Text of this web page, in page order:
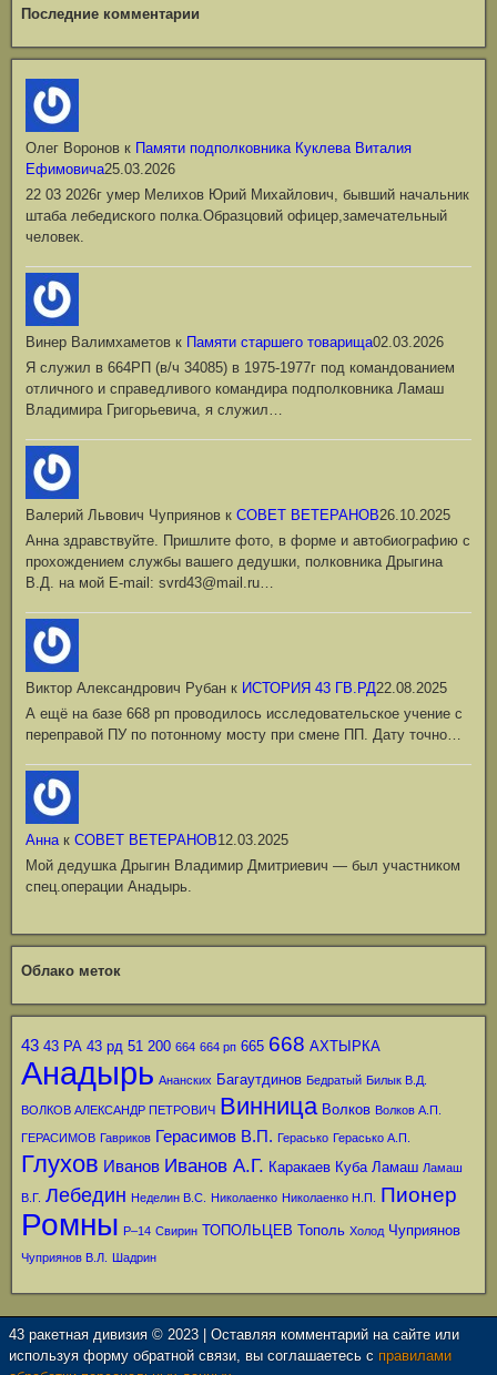
Последние комментарии
Олег Воронов к Памяти подполковника Куклева Виталия
Ефимовича25.03.2026
22 03 2026г умер Мелихов Юрий Михайлович, бывший начальник
штаба лебедиского полка.Образцовий офицер,замечательный
человек.
Винер Валимхаметов к Памяти старшего товарища02.03.2026
Я служил в 664РП (в/ч 34085) в 1975-1977г под командованием
отличного и справедливого командира подполковника Ламаш
Владимира Григорьевича, я служил…
Валерий Львович Чуприянов к СОВЕТ ВЕТЕРАНОВ26.10.2025
Анна здравствуйте. Пришлите фото, в форме и автобиографию с
прохождением службы вашего дедушки, полковника Дрыгина
В.Д. на мой Е-mail: svrd43@mail.ru…
Виктор Александрович Рубан к ИСТОРИЯ 43 ГВ.РД22.08.2025
А ещё на базе 668 рп проводилось исследовательское учение с
переправой ПУ по потонному мосту при смене ПП. Дату точно…
Аннак СОВЕТ ВЕТЕРАНОВ12.03.2025
Мой дедушка Дрыгин Владимир Дмитриевич — был участником
спец.операции Анадырь.
Облако меток
43 43 РА 43 рд 51 200 664 664 рп 665 668 АХТЫРКА
Анадырь Ананских Багаутдинов Бедратый Билык В.Д.
ВОЛКОВ АЛЕКСАНДР ПЕТРОВИЧ Винница Волков Волков А.П.
ГЕРАСИМОВ Гавриков Герасимов В.П. Герасько Герасько А.П.
Глухов Иванов Иванов А.Г. Каракаев Куба Ламаш Ламаш
В.Г. Лебедин Неделин В.С. Николаенко Николаенко Н.П. Пионер
Ромны Р–14 Свирин ТОПОЛЬЦЕВ Тополь Холод Чуприянов
Чуприянов В.Л. Шадрин
43 ракетная дивизия © 2023 | Оставляя комментарий на сайте или
используя форму обратной связи, вы соглашаетесь с правилами